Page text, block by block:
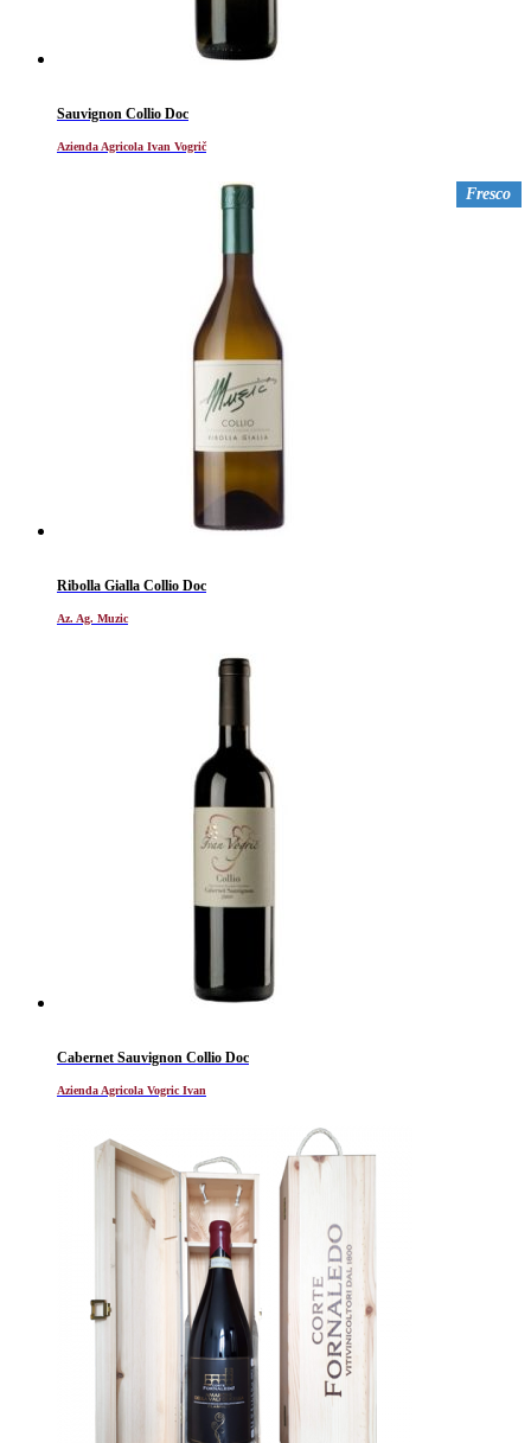
Sauvignon Collio Doc
Azienda Agricola Ivan Vogrič
Fresco
Ribolla Gialla Collio Doc
Az. Ag. Muzic
Cabernet Sauvignon Collio Doc
Azienda Agricola Vogric Ivan